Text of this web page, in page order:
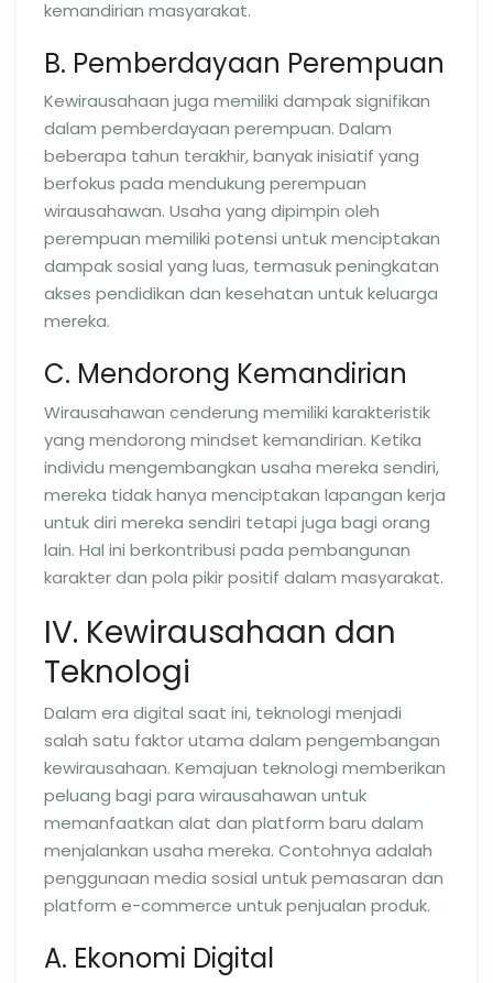
kemandirian masyarakat.
B. Pemberdayaan Perempuan
Kewirausahaan juga memiliki dampak signifikan
dalam pemberdayaan perempuan. Dalam
beberapa tahun terakhir, banyak inisiatif yang
berfokus pada mendukung perempuan
wirausahawan. Usaha yang dipimpin oleh
perempuan memiliki potensi untuk menciptakan
dampak sosial yang luas, termasuk peningkatan
akses pendidikan dan kesehatan untuk keluarga
mereka.
C. Mendorong Kemandirian
Wirausahawan cenderung memiliki karakteristik
yang mendorong mindset kemandirian. Ketika
individu mengembangkan usaha mereka sendiri,
mereka tidak hanya menciptakan lapangan kerja
untuk diri mereka sendiri tetapi juga bagi orang
lain. Hal ini berkontribusi pada pembangunan
karakter dan pola pikir positif dalam masyarakat.
IV. Kewirausahaan dan
Teknologi
Dalam era digital saat ini, teknologi menjadi
salah satu faktor utama dalam pengembangan
kewirausahaan. Kemajuan teknologi memberikan
peluang bagi para wirausahawan untuk
memanfaatkan alat dan platform baru dalam
menjalankan usaha mereka. Contohnya adalah
penggunaan media sosial untuk pemasaran dan
platform e-commerce untuk penjualan produk.
A. Ekonomi Digital